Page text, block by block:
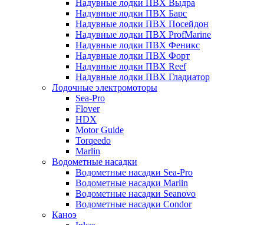
Надувные лодки ПВХ Выдра
Надувные лодки ПВХ Барс
Надувные лодки ПВХ Посейдон
Надувные лодки ПВХ ProfMarine
Надувные лодки ПВХ Феникс
Надувные лодки ПВХ Форт
Надувные лодки ПВХ Reef
Надувные лодки ПВХ Гладиатор
Лодочные электромоторы
Sea-Pro
Flover
HDX
Motor Guide
Torqeedo
Marlin
Водометные насадки
Водометные насадки Sea-Pro
Водометные насадки Marlin
Водометные насадки Seanovo
Водометные насадки Condor
Каноэ